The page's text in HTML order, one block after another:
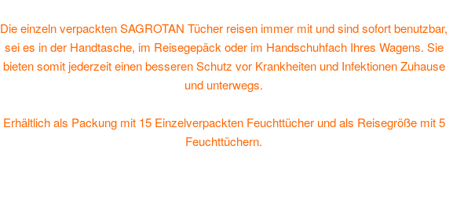
Die einzeln verpackten SAGROTAN Tücher reisen immer mit und sind sofort benutzbar,
sei es in der Handtasche, im Reisegepäck oder im Handschuhfach Ihres Wagens. Sie
bieten somit jederzeit einen besseren Schutz vor Krankheiten und Infektionen Zuhause
und unterwegs.
Erhältlich als Packung mit 15 Einzelverpackten Feuchttücher und als Reisegröße mit 5
Feuchttüchern.